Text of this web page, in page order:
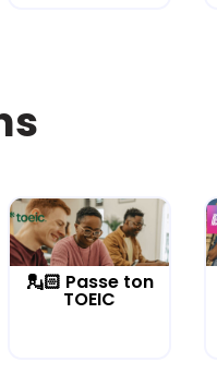
💂🏻 Passe ton
TOEIC